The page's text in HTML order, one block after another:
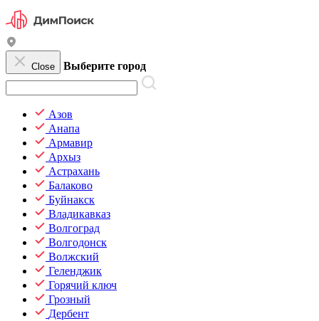
Close Выберите город
Азов
Анапа
Армавир
Архыз
Астрахань
Балаково
Буйнакск
Владикавказ
Волгоград
Волгодонск
Волжский
Геленджик
Горячий ключ
Грозный
Дербент